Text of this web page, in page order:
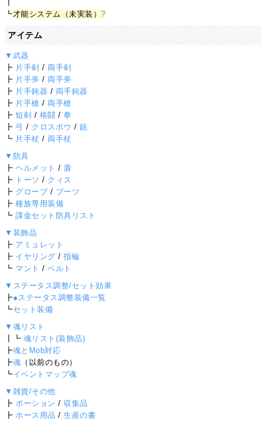
┗才能システム（未実装）?
アイテム
▼武器
┣ 片手剣 / 両手剣
┣ 片手斧 / 両手斧
┣ 片手鈍器 / 両手鈍器
┣ 片手槍 / 両手槍
┣短剣 / 格闘 /拳
┣ 弓 / クロスボウ /銃
┗ 片手杖 / 両手杖
▼防具
┣ヘルメット / 盾
┣ トーソ / クィス
┣ グローブ / ブーツ
┣種族専用装備
┗課金セット防具リスト
▼装飾品
┣ アミュレット
┣ イヤリング /指輪
┗ マント /ベルト
▼ステータス調整/セット効果
┣●ステータス調整装備一覧
┗セット装備
▼魂リスト
┃┗ 魂リスト(装飾品)
┣魂とMob対応
┣魂 （以前のもの）
┗イベントマップ魂
▼雑貨/その他
┣ポーション / 収集品
┣ホース用品 /生産の書